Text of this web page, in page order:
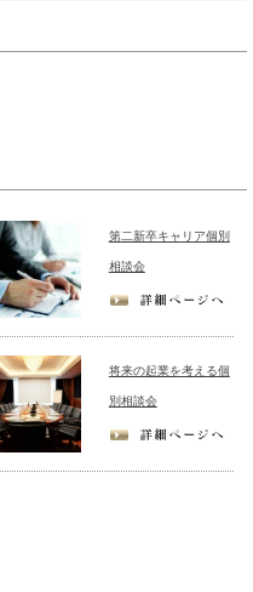
第二新卒キャリア個別
相談会
将来の起業を考える個
別相談会